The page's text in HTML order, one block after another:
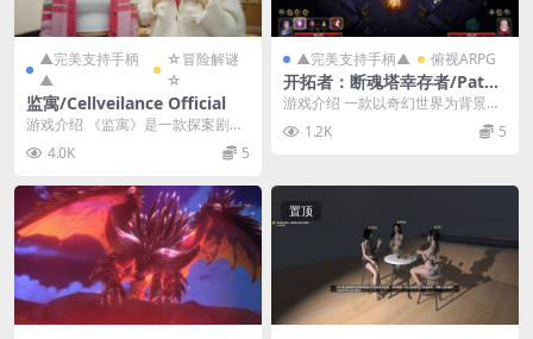
▲完美支持手柄
▲
☆冒险解谜
☆
监寓/Cellveilance Official
游戏介绍 《监寓》是一款探案剧情
作品，你将每日巡视公寓，并对整
栋公寓内发生的一切...
4.0K 5
▲完美支持手柄▲ 俯视ARPG
开拓者：断魂塔幸存者/Pathfi
nder: Gallowspire Survivor
游戏介绍 一款以奇幻世界为背景的
全新 Roguelite 幸存者游戏 探路
者。与...
1.2K 5
置顶